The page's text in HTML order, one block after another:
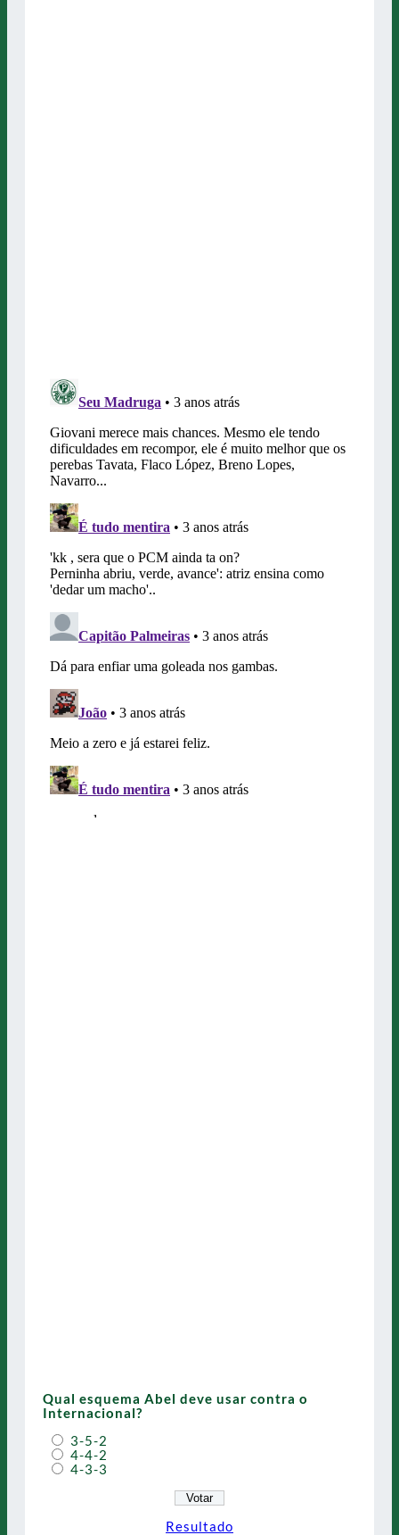
Qual esquema Abel deve usar contra o
Internacional?
3-5-2
4-4-2
4-3-3
Resultado